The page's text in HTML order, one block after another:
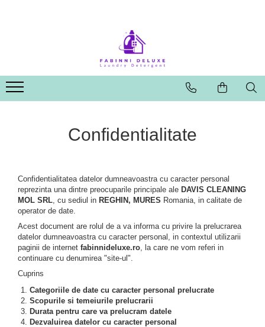
Confidentialitate
Confidentialitatea datelor dumneavoastra cu caracter personal
reprezinta una dintre preocuparile principale ale DAVIS CLEANING
MOL SRL, cu sediul in REGHIN, MURES Romania, in calitate de
operator de date.
Acest document are rolul de a va informa cu privire la prelucrarea
datelor dumneavoastra cu caracter personal, in contextul utilizarii
paginii de internet fabinnideluxe.ro, la care ne vom referi in
continuare cu denumirea "site-ul".
Cuprins
Categoriile de date cu caracter personal prelucrate
Scopurile si temeiurile prelucrarii
Durata pentru care va prelucram datele
Dezvaluirea datelor cu caracter personal